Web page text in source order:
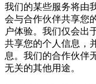
我们的某些服务将由
会与合作伙伴共享您
户体验。我们仅会出
共享您的个人信息，
息。我们的合作伙伴
无关的其他用途。